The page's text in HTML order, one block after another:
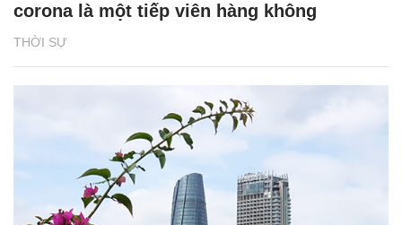
THỜI SỰ
corona là một tiếp viên hàng không